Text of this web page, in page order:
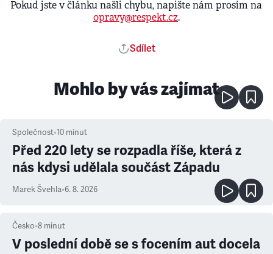
Pokud jste v článku našli chybu, napište nám prosím na
opravy@respekt.cz.
Sdílet
Mohlo by vás zajímat
Společnost•10 minut
Před 220 lety se rozpadla říše, která z
nás kdysi udělala součást Západu
Marek Švehla•6. 8. 2026
Česko•8 minut
V poslední době se s focením aut docela